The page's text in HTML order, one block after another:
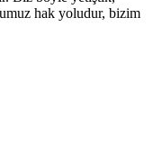
hak yoludur, bizim